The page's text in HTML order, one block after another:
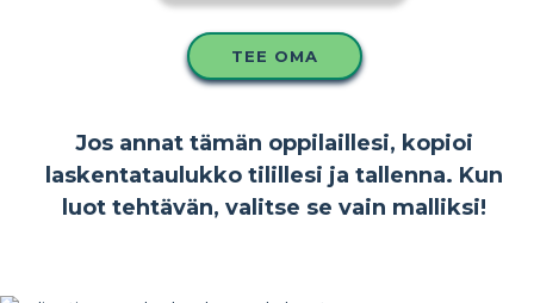
TEE OMA
Jos annat tämän oppilaillesi, kopioi
laskentataulukko tilillesi ja tallenna. Kun
luot tehtävän, valitse se vain malliksi!